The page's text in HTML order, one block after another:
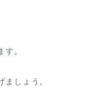
す。
ましょう。